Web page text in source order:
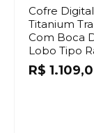
Cofre Digital
Titanium
Com Boca
Lobo Tipo
R$